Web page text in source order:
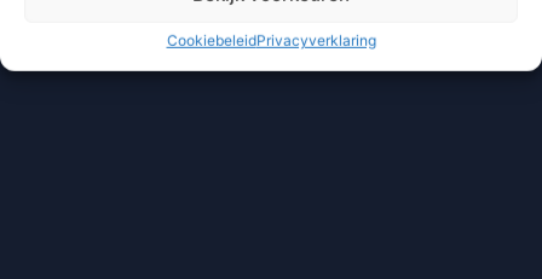
CookiebeleidPrivacyverklaring